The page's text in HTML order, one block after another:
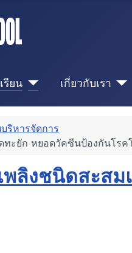
รียน เกี่ยวกับเรา
บริหารจัดการ
ะยัก หยอดวัคซีนป้องกันโร
พลิงชนิดสะส